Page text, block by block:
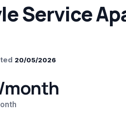
Service
20/05/2026
month